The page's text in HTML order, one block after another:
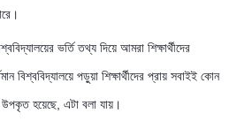
ভর্তি তথ্য দিয়ে আমরা শিক্ষার্থীদের
বিশ্ববিদ্যালয়ে পড়ুয়া শিক্ষার্থীদের প্রায় সবাইই কোন
উপকৃত হয়েছে, এটা বলা যায়।